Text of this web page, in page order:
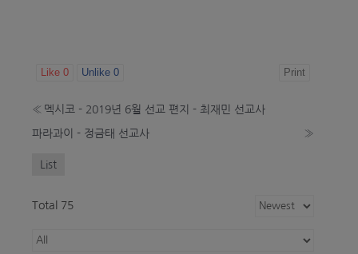
Like 0 Unlike 0 Print
« 멕시코 - 2019년 6월 선교 편지 - 최재민 선교사
파라과이 - 정금태 선교사 »
List
Total 75